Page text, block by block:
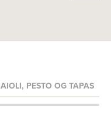
AIOLI, PESTO OG TAPAS